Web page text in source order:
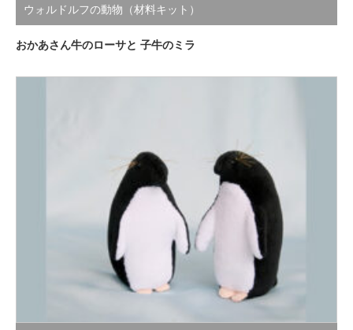
ウォルドルフの動物（材料キット）
おかあさん牛のローサと 子牛のミラ